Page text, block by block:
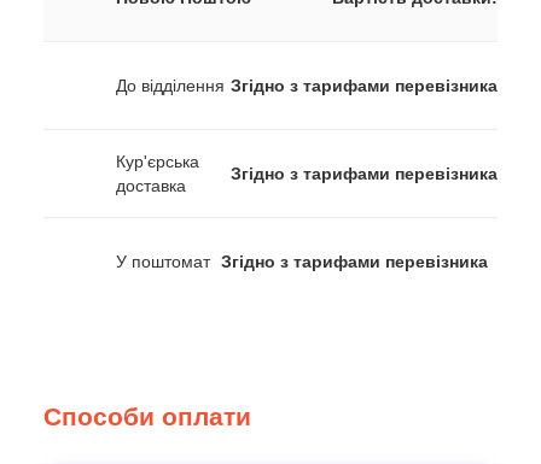
До відділення Згідно з тарифами перевізника
Кур'єрська
доставка
Згідно з тарифами перевізника
У поштомат Згідно з тарифами перевізника
Способи оплати